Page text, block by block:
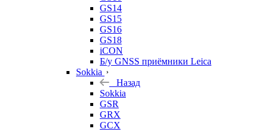
GS14
GS15
GS16
GS18
iCON
Б/у GNSS приёмники Leica
Sokkia
Назад
Sokkia
GSR
GRX
GCX